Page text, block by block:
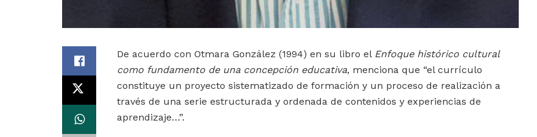
De acuerdo con Otmara González (1994) en su libro el Enfoque histórico cultural
como fundamento de una concepción educativa, menciona que “el currículo
constituye un proyecto sistematizado de formación y un proceso de realización a
través de una serie estructurada y ordenada de contenidos y experiencias de
aprendizaje…”.